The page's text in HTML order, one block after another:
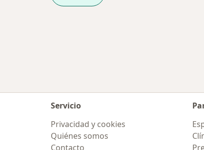
Servicio
Privacidad y cookies
Quiénes somos
Contacto